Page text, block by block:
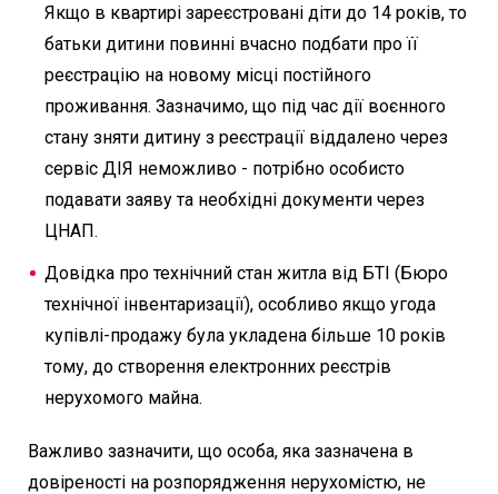
Якщо в квартирі зареєстровані діти до 14 років, то
батьки дитини повинні вчасно подбати про її
реєстрацію на новому місці постійного
проживання. Зазначимо, що під час дії воєнного
стану зняти дитину з реєстрації віддалено через
сервіс ДІЯ неможливо - потрібно особисто
подавати заяву та необхідні документи через
ЦНАП.
Довідка про технічний стан житла від БТІ (Бюро
технічної інвентаризації), особливо якщо угода
купівлі-продажу була укладена більше 10 років
тому, до створення електронних реєстрів
нерухомого майна.
Важливо зазначити, що особа, яка зазначена в
довіреності на розпорядження нерухомістю, не